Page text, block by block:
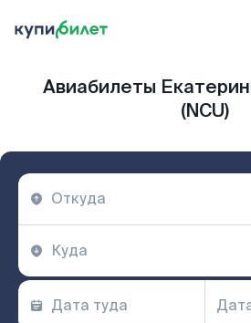
Авиабилеты
(NCU)